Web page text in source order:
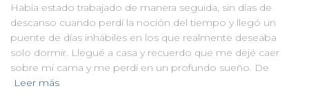
Había estado trabajado de manera seguida, sin días de
descanso cuando perdí la noción del tiempo y llegó un
puente de días inhábiles en los que realmente deseaba
solo dormir. Llegué a casa y recuerdo que me dejé caer
sobre mi cama y me perdí en un profundo sueño. De
Leer más